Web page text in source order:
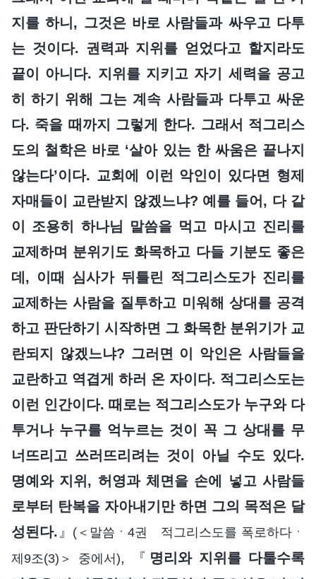
지를 하니, 그것은 바로 사람들과 싸우고 다투
는 것이다. 권력과 지위를 얻었다고 할지라도
끝이 아니다. 지위를 지키고 자기 세력을 공고
히 하기 위해 그는 계속 사람들과 다투고 싸운
다. 죽을 때까지 그렇게 한다. 그래서 적그리스
도의 철학은 바로 ‘살아 있는 한 싸움은 끝나지
않는다’이다. 교회에 이런 악인이 있다면 형제
자매들이 교란받지 않겠느냐? 예를 들어, 다 같
이 조용히 하나님 말씀을 먹고 마시고 진리를
교제하며 분위기도 화목하고 다들 기분도 좋은
데, 이때 심사가 뒤틀린 적그리스도가 진리를
교제하는 사람을 질투하고 미워해 상대를 공격
하고 판단하기 시작하면 그 화목한 분위기가 교
란되지 않겠느냐? 그러면 이 악인은 사람들을
교란하고 역겹게 하러 온 자이다. 적그리스도는
이런 인간이다. 때로는 적그리스도가 누구와 다
투거나 누구를 억누르는 것이 꼭 그 상대를 무
너뜨리고 쓰러뜨리려는 것이 아닐 수도 있다.
명예와 지위, 허영과 체면을 손에 넣고 사람들
로부터 탄복을 자아내기만 하면 그의 목적은 달
성된다. 』 (＜말씀ㆍ4권 적그리스도를 폭로하다ㆍ
제9조(3)＞ 중에서), 『 명리와 지위를 다툴수록